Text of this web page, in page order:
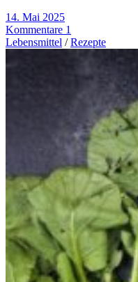
14. Mai 2025
Kommentare 1
Lebensmittel /Rezepte